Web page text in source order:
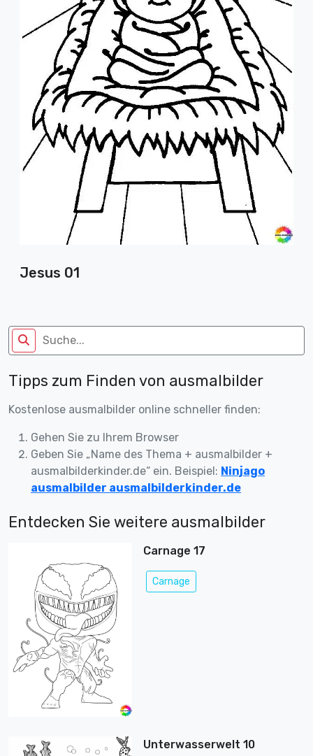
Jesus 01
Tipps zum Finden von ausmalbilder
Kostenlose ausmalbilder online schneller finden:
Gehen Sie zu Ihrem Browser
Geben Sie „Name des Thema + ausmalbilder +
ausmalbilderkinder.de“ ein. Beispiel: Ninjago
ausmalbilder ausmalbilderkinder.de
Entdecken Sie weitere ausmalbilder
Carnage 17
Carnage
Unterwasserwelt 10